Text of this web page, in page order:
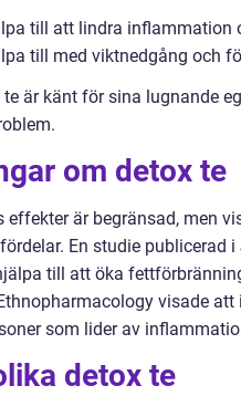
till att lindra
till med viktnedgång och
är känt för sina lugnande
om detox te
effekter är begränsad, men
En studie publicerad
till att öka
visade
som lider av
detox te